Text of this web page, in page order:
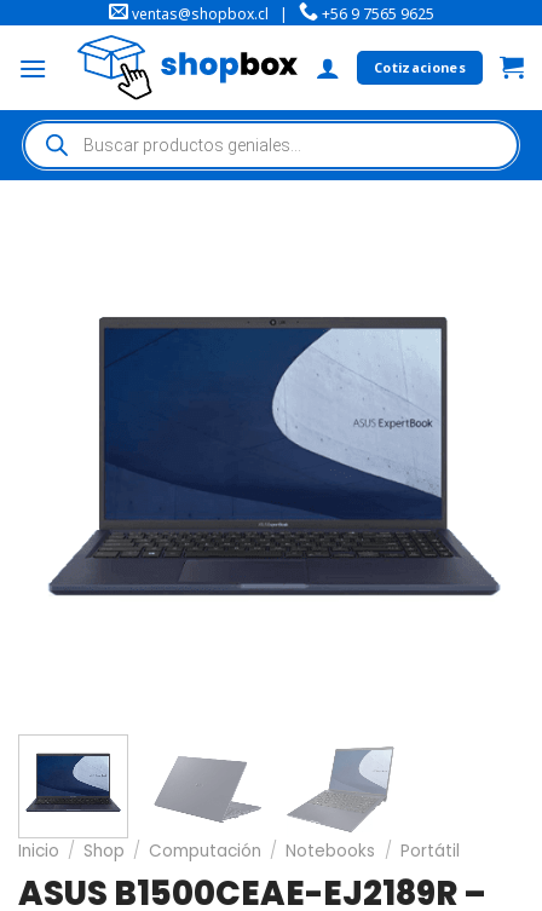
ventas@shopbox.cl | +56 9 7565 9625
Cotizaciones
Inicio / Shop / Computación / Notebooks / Portátil
ASUS B1500CEAE-EJ2189R –